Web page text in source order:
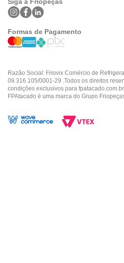
Siga a Friopeças
Formas de Pagamento
Razão Social: Friovix Comércio de
09.316.105/0001-29 .Todos os direitos
condições exclusivos para
FPAtacado é uma marca do Grupo